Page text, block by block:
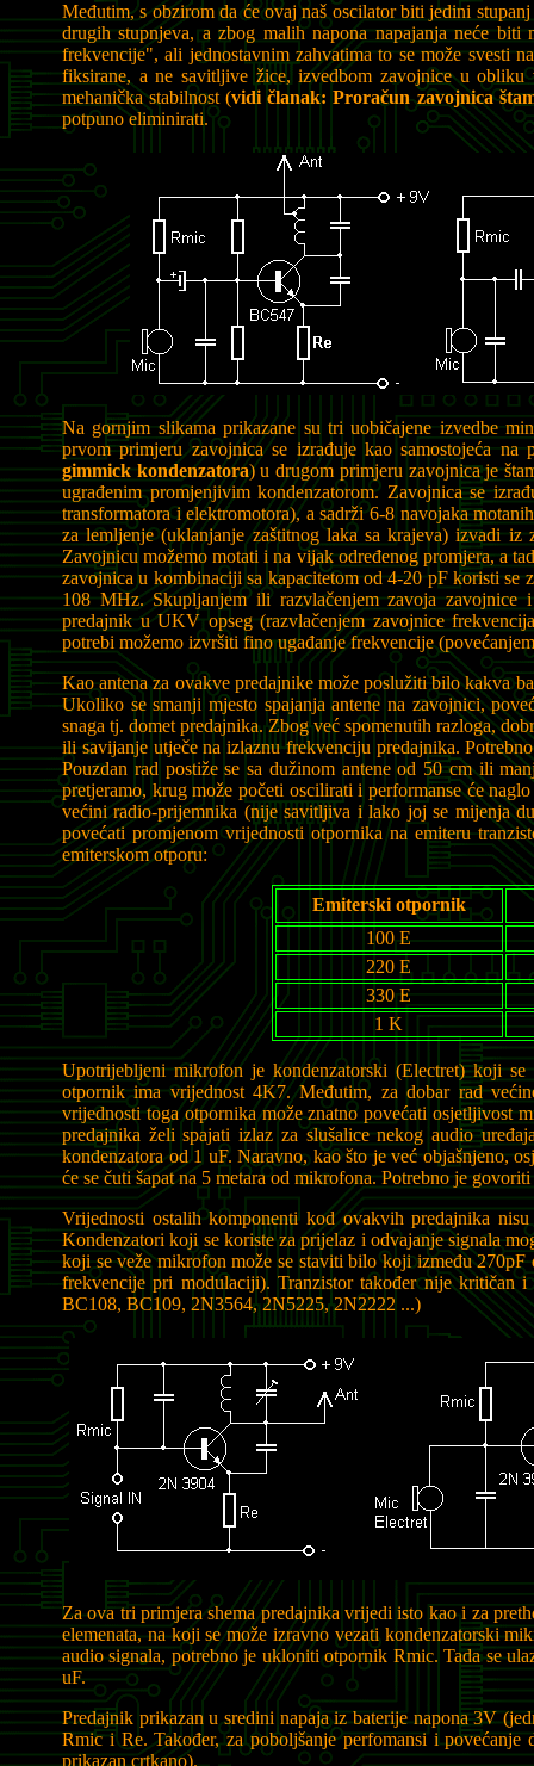
Međutim, s obzirom da će ovaj naš oscilator biti jedini
drugih stupnjeva, a zbog malih napona napajanja neće
frekvencije", ali jednostavnim zahvatima to se može svesti
fiksirane, a ne savitljive žice, izvedbom zavojnice u obliku
mehanička stabilnost (vidi članak: Proračun zavojnica
potpuno eliminirati.
Na gornjim slikama prikazane su tri uobičajene izvedbe
prvom primjeru zavojnica se izrađuje kao samostojeća na
gimmick kondenzatora) u drugom primjeru zavojnica je
ugrađenim promjenjivim kondenzatorom. Zavojnica se
transformatora i elektromotora), a sadrži 6-8 navojaka
za lemljenje (uklanjanje zaštitnog laka sa krajeva) izvadi
Zavojnicu možemo motati i na vijak određenog promjera, a
zavojnica u kombinaciji sa kapacitetom od 4-20 pF koristi
108 MHz. Skupljanjem ili razvlačenjem zavoja zavojnice
predajnik u UKV opseg (razvlačenjem zavojnice
potrebi možemo izvršiti fino ugađanje frekvencije
Kao antena za ovakve predajnike može poslužiti bilo kakva
Ukoliko se smanji mjesto spajanja antene na zavojnici,
snaga tj. domet predajnika. Zbog već spomenutih razloga,
ili savijanje utječe na izlaznu frekvenciju predajnika.
Pouzdan rad postiže se sa dužinom antene od 50 cm ili
pretjeramo, krug može početi oscilirati i performanse će
većini radio-prijemnika (nije savitljiva i lako joj se mijenja
povećati promjenom vrijednosti otpornika na emiteru
emiterskom otporu:
Emiterski otpornik
100 E
220 E
330 E
1 K
Upotrijebljeni mikrofon je kondenzatorski (Electret) koji
otpornik ima vrijednost 4K7. Međutim, za dobar rad
vrijednosti toga otpornika može znatno povećati
predajnika želi spajati izlaz za slušalice nekog audio
kondenzatora od 1 uF. Naravno, kao što je već objašnjeno,
će se čuti šapat na 5 metara od mikrofona. Potrebno je
Vrijednosti ostalih komponenti kod ovakvih predajnika
Kondenzatori koji se koriste za prijelaz i odvajanje signala
koji se veže mikrofon može se staviti bilo koji između
frekvencije pri modulaciji). Tranzistor također nije kritičan
BC108, BC109, 2N3564, 2N5225, 2N2222 ...)
Za ova tri primjera shema predajnika vrijedi isto kao i za
elemenata, na koji se može izravno vezati kondenzatorski
audio signala, potrebno je ukloniti otpornik Rmic. Tada se
uF.
Predajnik prikazan u sredini napaja iz baterije napona 3V
Rmic i Re. Također, za poboljšanje perfomansi i
prikazan crtkano).